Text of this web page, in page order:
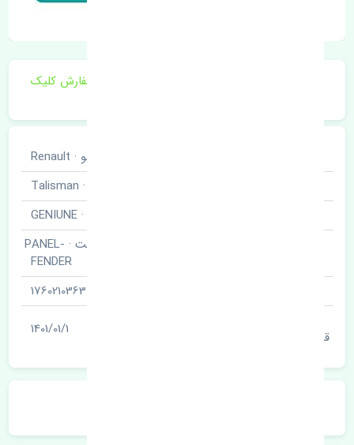
برای اطلاع از موجودی و قیمت به روز روی ثبت سفارش کلیک
رنو · Renault
تالیسمان · Talisman
اصلی · GENIUNE
گلگیر جلو راست · PANEL-
FENDER
1760210363
قیمت
1401/01/1